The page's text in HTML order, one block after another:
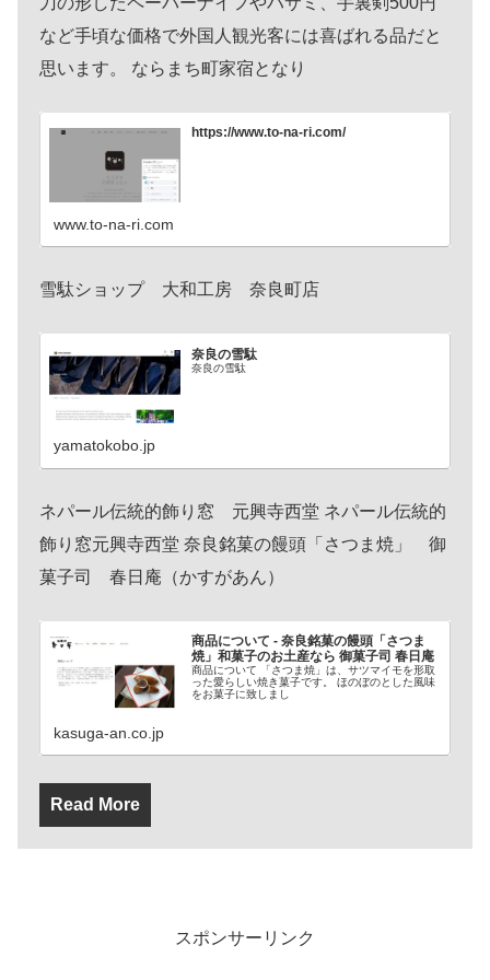
など手頃な価格で外国人観光客には喜ばれる品だと
思います。 ならまち町家宿となり
https://www.to-na-ri.com/
www.to-na-ri.com
雪駄ショップ 大和工房 奈良町店
奈良の雪駄
奈良の雪駄
yamatokobo.jp
ネパール伝統的飾り窓 元興寺西堂 ネパール伝統的
飾り窓元興寺西堂 奈良銘菓の饅頭「さつま焼」 御
菓子司 春日庵（かすがあん）
商品について - 奈良銘菓の饅頭「さつま
焼」和菓子のお土産なら 御菓子司 春日庵
商品について 「さつま焼」は、サツマイモを形取
った愛らしい焼き菓子です。 ほのぼのとした風味
をお菓子に致しまし
kasuga-an.co.jp
Read More
スポンサーリンク